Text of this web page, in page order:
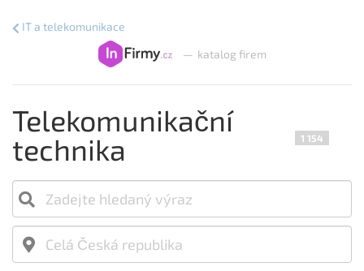
— katalog firem
IT a telekomunikace
Telekomunikační
technika
1 154